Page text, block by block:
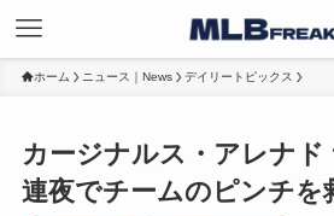
ホーム ニュース｜News デイリートピックス
カージナルス・アレナ
連夜でチームのピンチを